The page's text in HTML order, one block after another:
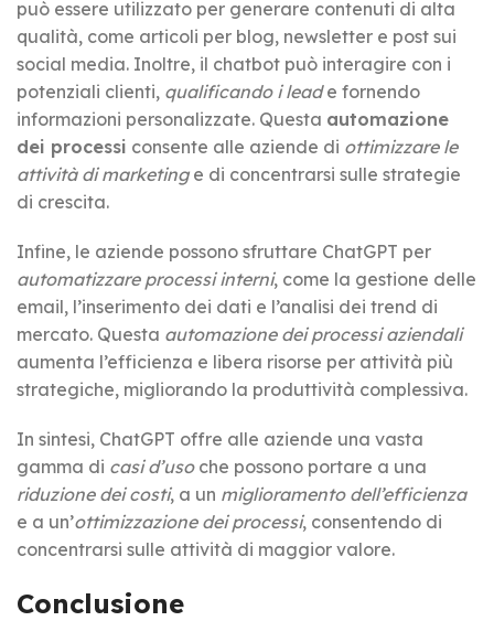
può essere utilizzato per generare contenuti di alta
qualità, come articoli per blog, newsletter e post sui
social media. Inoltre, il chatbot può interagire con i
potenziali clienti, qualificando i leade fornendo
informazioni personalizzate. Questa automazione
dei processi consente alle aziende di ottimizzare le
attività di marketinge di concentrarsi sulle strategie
di crescita.
Infine, le aziende possono sfruttare ChatGPT per
automatizzare processi interni, come la gestione delle
email, l’inserimento dei dati e l’analisi dei trend di
mercato. Questa automazione dei processi aziendali
aumenta l’efficienza e libera risorse per attività più
strategiche, migliorando la produttività complessiva.
In sintesi, ChatGPT offre alle aziende una vasta
gamma di casi d’usoche possono portare a una
riduzione dei costi, a un miglioramento dell’efficienza
e a un’ottimizzazione dei processi, consentendo di
concentrarsi sulle attività di maggior valore.
Conclusione